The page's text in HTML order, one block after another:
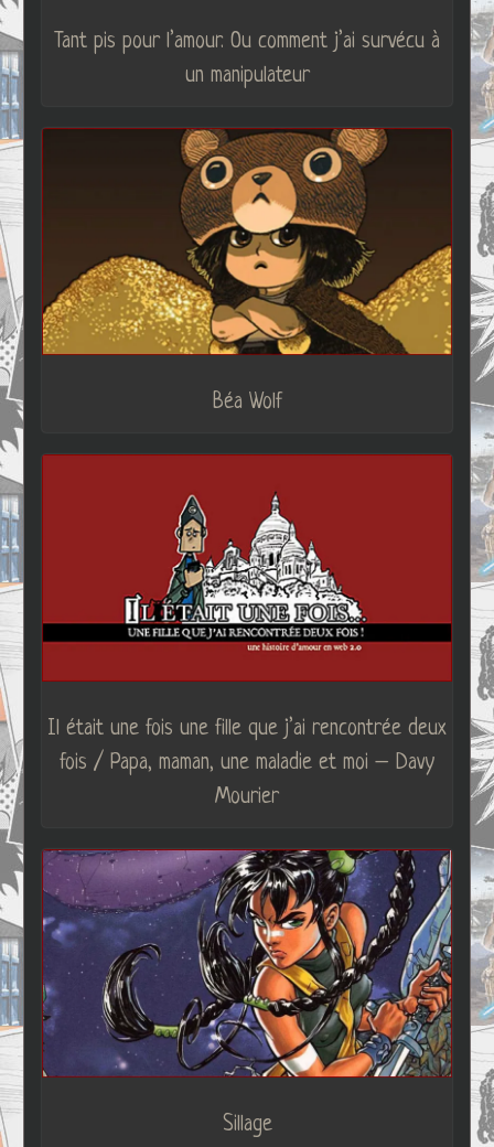
Tant pis pour l’amour. Ou comment j’ai survécu à
un manipulateur
Béa Wolf
Il était une fois une fille que j’ai rencontrée deux
fois / Papa, maman, une maladie et moi – Davy
Mourier
Sillage